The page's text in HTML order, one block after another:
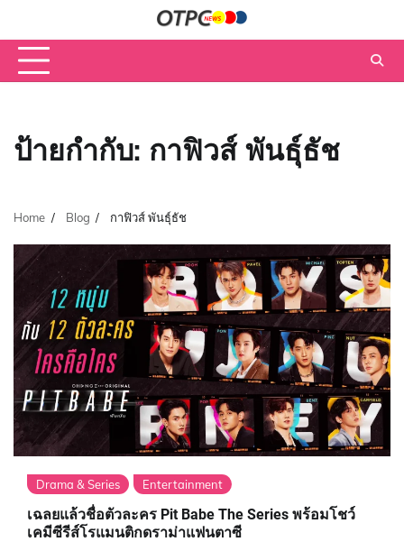
content
ป้ายกำกับ: กาฟิวส์ พันธุ์ธัช
Home Blog กาฟิวส์ พันธุ์ธัช
Drama & Series Entertainment
เฉลยแล้วชื่อตัวละคร Pit Babe The Series พร้อมโชว์
เคมีซีรีส์โรแมนติกดราม่าแฟนตาซี